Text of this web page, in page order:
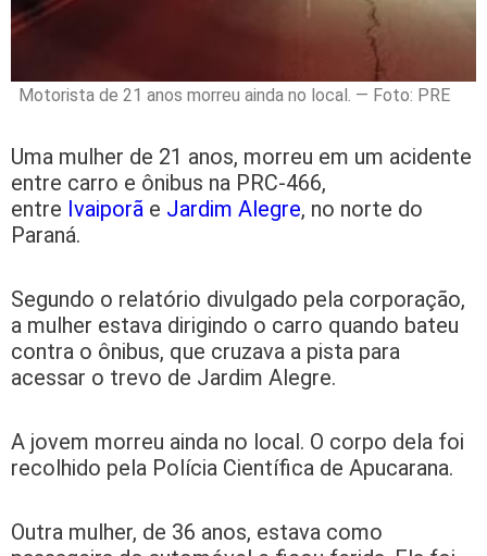
Motorista de 21 anos morreu ainda no local. — Foto: PRE
Uma mulher de 21 anos, morreu em um acidente
entre carro e ônibus na PRC-466,
entre Ivaiporã e Jardim Alegre, no norte do
Paraná.
Segundo o relatório divulgado pela corporação,
a mulher estava dirigindo o carro quando bateu
contra o ônibus, que cruzava a pista para
acessar o trevo de Jardim Alegre.
A jovem morreu ainda no local. O corpo dela foi
recolhido pela Polícia Científica de Apucarana.
Outra mulher, de 36 anos, estava como